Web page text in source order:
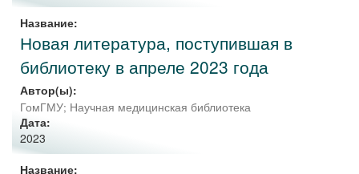
Название:
Новая литература, поступившая в
библиотеку в апреле 2023 года
Автор(ы):
ГомГМУ; Научная медицинская библиотека
Дата:
2023
Название: